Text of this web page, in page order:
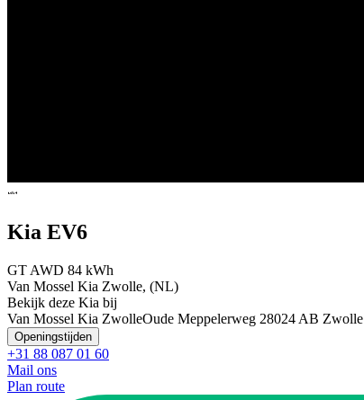
Kia EV6
GT AWD 84 kWh
Van Mossel Kia Zwolle, (NL)
Bekijk deze Kia bij
Van Mossel Kia ZwolleOude Meppelerweg 28024 AB Zwolle
Openingstijden
+31 88 087 01 60
Mail ons
Plan route